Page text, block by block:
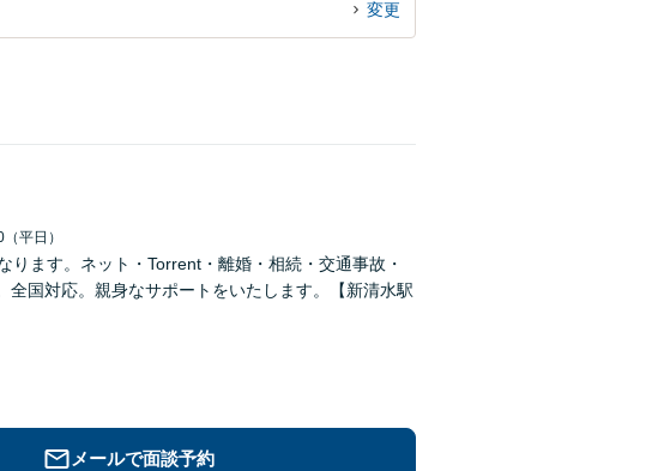
変更
平日）
ります。ネット・Torrent・離婚・相続・交通事故・
国対応。親身なサポートをいたします。【新清水駅
メールで面談予約